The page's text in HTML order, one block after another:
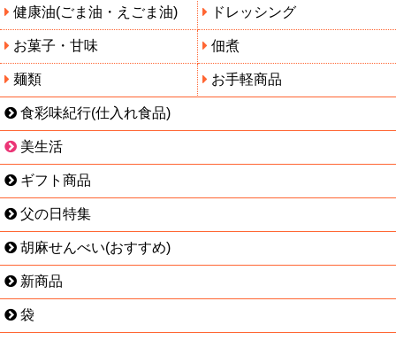
健康油(ごま油・えごま油) ドレッシング
お菓子・甘味 佃煮
麺類 お手軽商品
食彩味紀行(仕入れ食品)
美生活
ギフト商品
父の日特集
胡麻せんべい(おすすめ)
新商品
袋